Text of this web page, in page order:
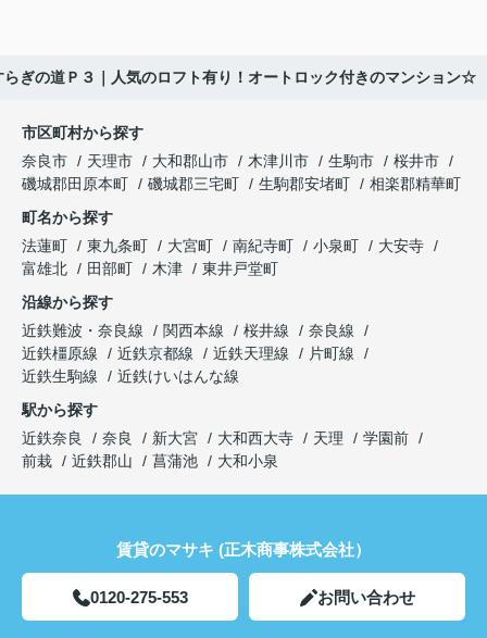
ぎの道Ｐ３｜人気のロフト有り！オートロック付きのマンション☆
市区町村から探す
奈良市
天理市 大和郡山市 木津川市 生駒市
桜井市
磯城郡田原本町
磯城郡三宅町 生駒郡安堵町
相楽郡精華町
町名から探す
法蓮町
東九条町 大宮町 南紀寺町 小泉町
大安寺
富雄北
田部町 木津
東井戸堂町
沿線から探す
近鉄難波・奈良線
関西本線 桜井線
奈良線
近鉄橿原線
近鉄京都線 近鉄天理線
片町線
近鉄生駒線
近鉄けいはんな線
駅から探す
近鉄奈良
奈良 新大宮 大和西大寺 天理
学園前
前栽
近鉄郡山 菖蒲池 大和小泉
賃貸のマサキ (正木商事株式会社）
0120-275-553 お問い合わせ